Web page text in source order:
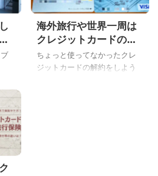
も
海外旅行や世界一周は
クレジットカードの海
外キャッシングが両替
よりもお得な理由を説
ちょっと使ってなかったクレ
ジットカードの解約をしよう